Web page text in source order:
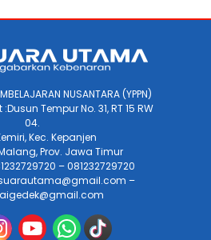
NUSANTARA (YPPN)
Tempur No. 31, RT 15 RW
04.
Kec. Kepanjen
Prov. Jawa Timur
– 081232729720
–